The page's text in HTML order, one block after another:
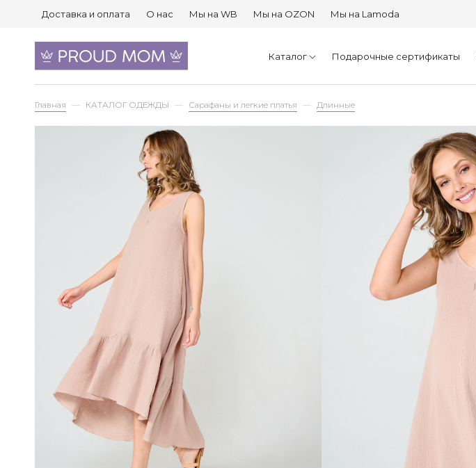
Доставка и оплата О нас Мы на WB Мы на OZON Мы на Lamoda
Каталог Подарочные сертификаты
Главная КАТАЛОГ ОДЕЖДЫ Сарафаны и легкие платья Длинные